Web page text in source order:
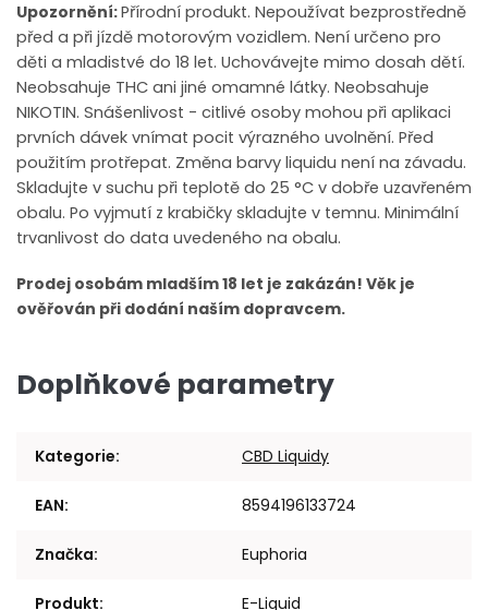
Upozornění:Přírodní produkt. Nepoužívat bezprostředně
před a při jízdě motorovým vozidlem. Není určeno pro
děti a mladistvé do 18 let. Uchovávejte mimo dosah dětí.
Neobsahuje THC ani jiné omamné látky. Neobsahuje
NIKOTIN. Snášenlivost - citlivé osoby mohou při aplikaci
prvních dávek vnímat pocit výrazného uvolnění. Před
použitím protřepat. Změna barvy liquidu není na závadu.
Skladujte v suchu při teplotě do 25 °C v dobře uzavřeném
obalu. Po vyjmutí z krabičky skladujte v temnu. Minimální
trvanlivost do data uvedeného na obalu.
Prodej osobám mladším 18 let je zakázán! Věk je
ověřován při dodání naším dopravcem.
Doplňkové parametry
Kategorie: CBD Liquidy
EAN: 8594196133724
Značka: Euphoria
Produkt: E-Liquid